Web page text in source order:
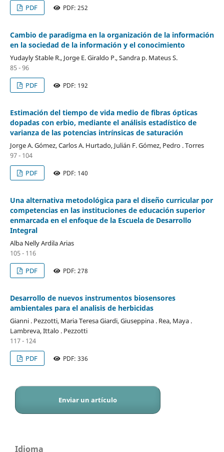
PDF
PDF: 252
Cambio de paradigma en la organización de la información
en la sociedad de la información y el conocimiento
Yudayly Stable R., Jorge E. Giraldo P., Sandra p. Mateus S.
85 - 96
PDF
PDF: 192
Estimación del tiempo de vida medio de fibras ópticas
dopadas con erbio, mediante el análisis estadístico de
varianza de las potencias intrínsicas de saturación
Jorge A. Gómez, Carlos A. Hurtado, Julián F. Gómez, Pedro . Torres
97 - 104
PDF
PDF: 140
Una alternativa metodológica para el diseño curricular por
competencias en las instituciones de educación superior
enmarcada en el enfoque de la Escuela de Desarrollo
Integral
Alba Nelly Ardila Arias
105 - 116
PDF
PDF: 278
Desarrollo de nuevos instrumentos biosensores
ambientales para el analisis de herbicidas
Gianni . Pezzotti, Maria Teresa Giardi, Giuseppina . Rea, Maya .
Lambreva, Ittalo . Pezzotti
117 - 124
PDF
PDF: 336
Enviar un artículo
Idioma